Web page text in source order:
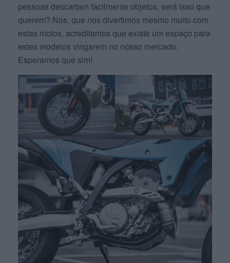
pessoas descartam facilmente objetos, será isso que
querem? Nós, que nos divertimos mesmo muito com
estas motos, acreditamos que existe um espaço para
estes modelos vingarem no nosso mercado.
Esperamos que sim!